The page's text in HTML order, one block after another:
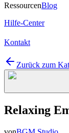
RessourcenBlog
Hilfe-Center
Kontakt
Zurück zum
Relaxing